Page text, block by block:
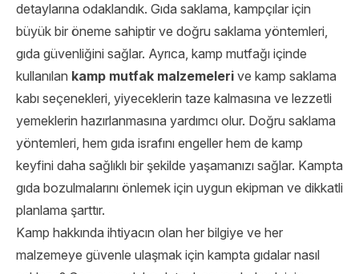
detaylarına odaklandık. Gıda saklama, kampçılar için
büyük bir öneme sahiptir ve doğru saklama yöntemleri,
gıda güvenliğini sağlar. Ayrıca, kamp mutfağı içinde
kullanılan kamp mutfak malzemeleri ve kamp saklama
kabı seçenekleri, yiyeceklerin taze kalmasına ve lezzetli
yemeklerin hazırlanmasına yardımcı olur. Doğru saklama
yöntemleri, hem gıda israfını engeller hem de kamp
keyfini daha sağlıklı bir şekilde yaşamanızı sağlar. Kampta
gıda bozulmalarını önlemek için uygun ekipman ve dikkatli
planlama şarttır.
Kamp hakkında ihtiyacın olan her bilgiye ve her
malzemeye güvenle ulaşmak için kampta gıdalar nasıl